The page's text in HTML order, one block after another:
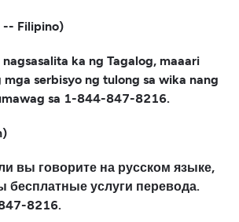
-- Filipino)
nagsasalita ka ng Tagalog, maaari
serbisyo ng tulong sa wika nang
sa 1-844-847-8216.
вы говорите на русском языке,
бесплатные услуги перевода.
8216.